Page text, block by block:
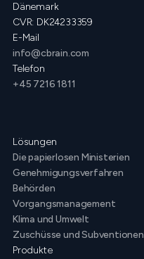
Dänemark
CVR: DK24233359
E-Mail
info@cbrain.com
Telefon
+45 7216 1811
Lösungen
Die papierlosen Ministerien
Genehmigungsverfahren
Behörden
Vorgangsmanagement
Klima und Umwelt
Zuschüsse und Subventionen
Produkte